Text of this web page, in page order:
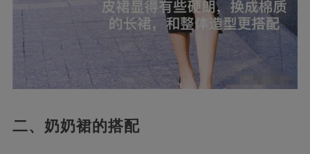
二、奶奶裙的搭配